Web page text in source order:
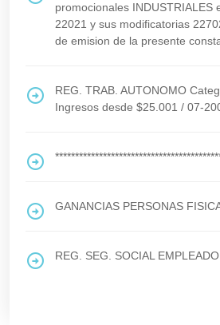
promocionales INDUSTRIALES
22021 y sus modificatorias
de emision de la presente
REG. TRAB. AUTONOMO
Ingresos desde $25.001 / 07-
GANANCIAS PERSONAS
REG. SEG. SOCIAL